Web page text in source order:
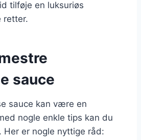
tilføje en luksuriøs
retter.
sauce
sauce kan være en
nogle enkle tips kan du
Her er nogle nyttige råd: